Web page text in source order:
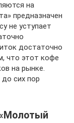
на
предназначен
не уступает
достаточно
что этот кофе
на рынке.
сих пор
«Молотый